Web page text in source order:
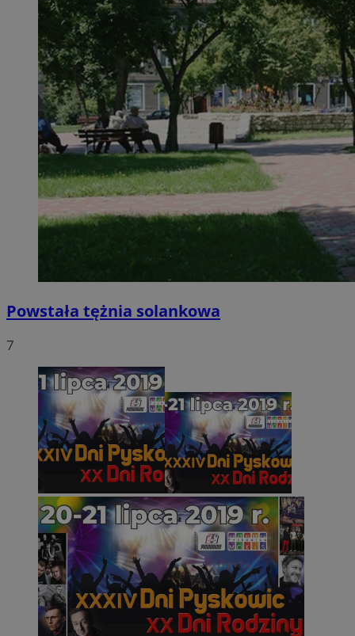
Powstała tężnia solankowa
7